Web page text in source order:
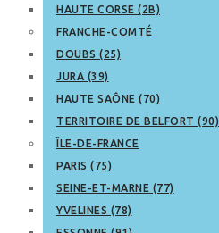
HAUTE CORSE (2B)
FRANCHE-COMTÉ
DOUBS (25)
JURA (39)
HAUTE SAÔNE (70)
TERRITOIRE DE BELFORT (90)
ÎLE-DE-FRANCE
PARIS (75)
SEINE-ET-MARNE (77)
YVELINES (78)